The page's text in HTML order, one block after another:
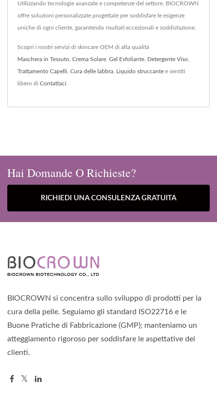
Utilizzando tecnologie avanzate e competenze del settore, BIOCROWN
offre soluzioni personalizzate progettate per soddisfare le esigenze
uniche di ogni cliente, garantendo risultati eccezionali e soddisfazione.
Scopri i nostri servizi di skincare OEM di alta qualità
Maschera in Tessuto Crema Solare Gel Esfoliante Detergente Viso
Trattamento Capelli Cura delle labbra Liquido struccante e sentiti
libero di Contattaci
Hai Domande O Richieste?
RICHIEDI UNA CONSULENZA GRATUITA
BIOCROWN si concentra sullo sviluppo di prodotti per la
cura della pelle. Seguiamo gli standard ISO22716 e le
Buone Pratiche di Fabbricazione (GMP); manteniamo un
atteggiamento rigoroso per soddisfare le aspettative dei
clienti.